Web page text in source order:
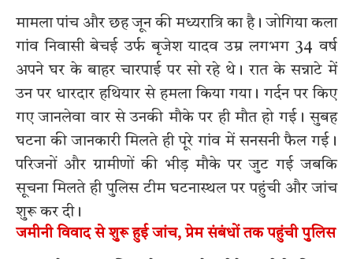
मामला पांच और छह जून की मध्यरात्रि का है। जोगिया कला
गांव निवासी बेचई उर्फ बृजेश यादव उम्र लगभग 34 वर्ष
अपने घर के बाहर चारपाई पर सो रहे थे। रात के सन्नाटे में
उन पर धारदार हथियार से हमला किया गया। गर्दन पर किए
गए जानलेवा वार से उनकी मौके पर ही मौत हो गई। सुबह
घटना की जानकारी मिलते ही पूरे गांव में सनसनी फैल गई।
परिजनों और ग्रामीणों की भीड़ मौके पर जुट गई जबकि
सूचना मिलते ही पुलिस टीम घटनास्थल पर पहुंची और जांच
शुरू कर दी।
जमीनी विवाद से शुरू हुई जांच, प्रेम संबंधों तक पहुंची पुलिस